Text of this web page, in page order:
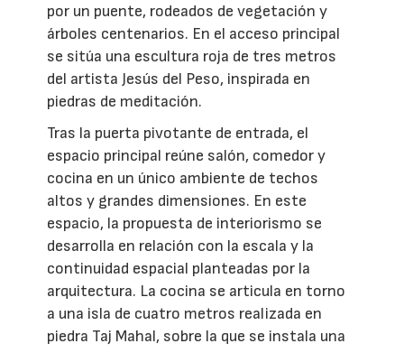
por un puente, rodeados de vegetación y
árboles centenarios. En el acceso principal
se sitúa una escultura roja de tres metros
del artista Jesús del Peso, inspirada en
piedras de meditación.
Tras la puerta pivotante de entrada, el
espacio principal reúne salón, comedor y
cocina en un único ambiente de techos
altos y grandes dimensiones. En este
espacio, la propuesta de interiorismo se
desarrolla en relación con la escala y la
continuidad espacial planteadas por la
arquitectura. La cocina se articula en torno
a una isla de cuatro metros realizada en
piedra Taj Mahal, sobre la que se instala una